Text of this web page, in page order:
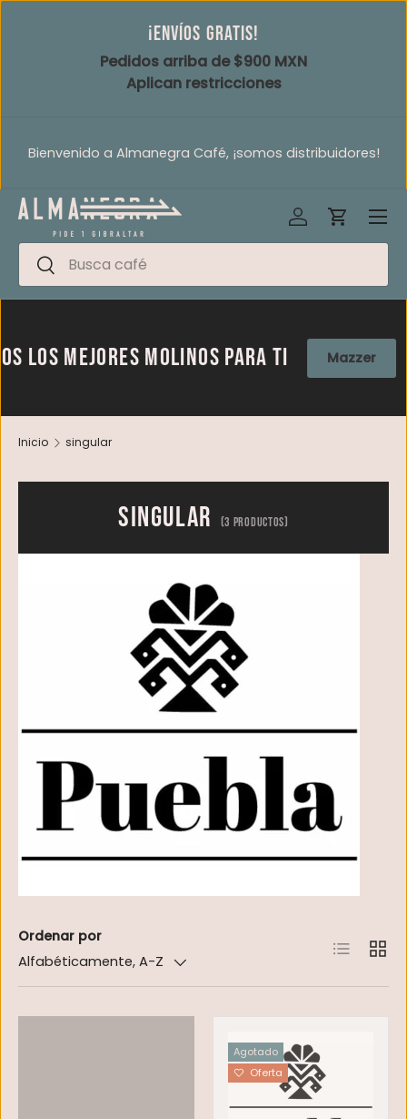
¡Envíos gratis!
Pedidos arriba de $900 MXN
Aplican restricciones
Bienvenido a Almanegra Café, ¡somos distribuidores!
Buscar
Buscar
Iniciar sesión
Carrito
mejores molinos para ti Mazzer
Inicio singular
singular (3 productos)
Ordenar por
Alfabéticamente, A-Z
Lista
Agotado
Oferta